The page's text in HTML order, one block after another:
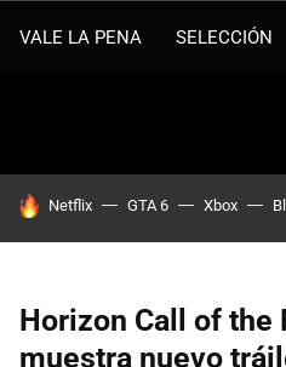
VALE LA PENA SELECCIÓN
HOY SE HABLA DE
Netflix GTA 6 Xbox
Horizon Call of the
muestra nuevo